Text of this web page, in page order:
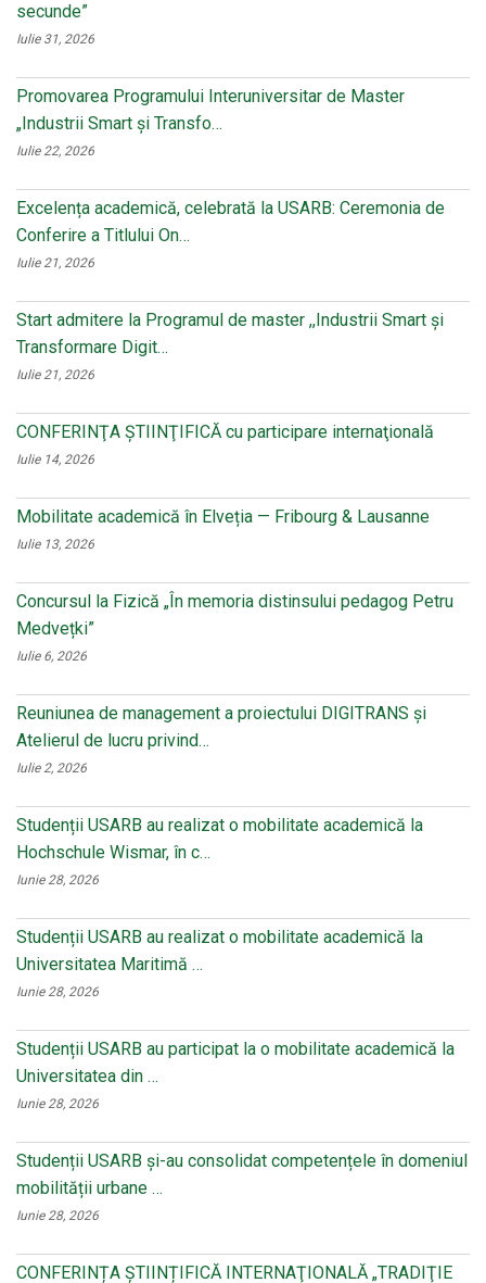
secunde”
Iulie 31, 2026
Promovarea Programului Interuniversitar de Master
„Industrii Smart și Transfo…
Iulie 22, 2026
Excelența academică, celebrată la USARB: Ceremonia de
Conferire a Titlului On…
Iulie 21, 2026
Start admitere la Programul de master ,,Industrii Smart și
Transformare Digit…
Iulie 21, 2026
CONFERINŢA ŞTIINŢIFICĂ cu participare internaţională
Iulie 14, 2026
Mobilitate academică în Elveția — Fribourg & Lausanne
Iulie 13, 2026
Concursul la Fizică „În memoria distinsului pedagog Petru
Medvețki”
Iulie 6, 2026
Reuniunea de management a proiectului DIGITRANS și
Atelierul de lucru privind…
Iulie 2, 2026
Studenții USARB au realizat o mobilitate academică la
Hochschule Wismar, în c…
Iunie 28, 2026
Studenții USARB au realizat o mobilitate academică la
Universitatea Maritimă …
Iunie 28, 2026
Studenții USARB au participat la o mobilitate academică la
Universitatea din …
Iunie 28, 2026
Studenții USARB și-au consolidat competențele în domeniul
mobilității urbane …
Iunie 28, 2026
CONFERINȚA ȘTIINȚIFICĂ INTERNAŢIONALĂ „TRADIŢIE